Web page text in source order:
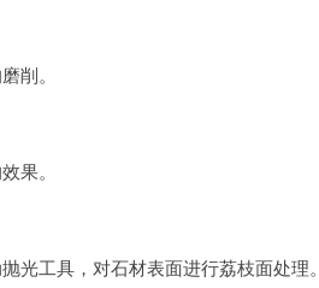
削。
果。
光工具，对石材表面进行荔枝面处理。